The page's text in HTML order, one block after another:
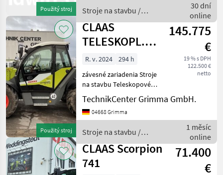
Použitý stroj
40 km/h Variopower P
Stroje na stavbu /
Claas
30 dní
online
Použitý stroj
CLAAS
TELESKOPL.
SCORPION 746
145.775
€
19 % s DPH
122.500 €
netto
R. v. 2024
294 h
závesné zariadenia Stroje
na stavbu Teleskopové
nakladače
TechnikCenter Grimma GmbH.
04668 Grimma
Stroje na stavbu /
Claas
1 měsíc
online
CLAAS Scorpion
741
71.400
€